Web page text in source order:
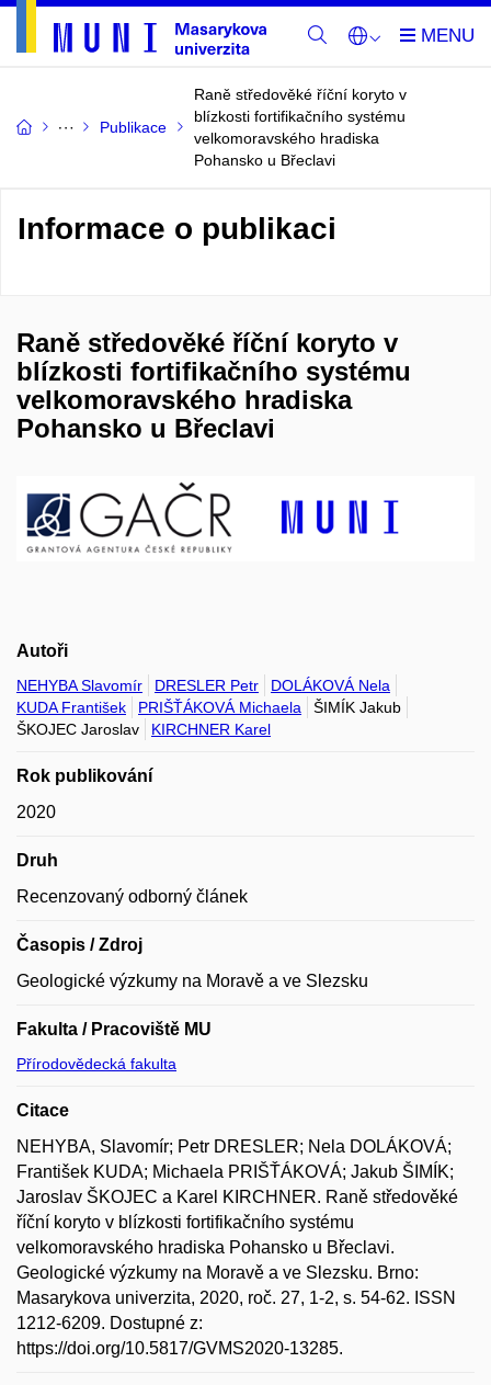
Publikace
Raně středověké říční koryto v
blízkosti fortifikačního systému
velkomoravského hradiska
Pohansko u Břeclavi
Informace o publikaci
Raně středověké říční koryto v
blízkosti fortifikačního systému
velkomoravského hradiska
Pohansko u Břeclavi
Autoři
NEHYBA Slavomír DRESLER Petr
DOLÁKOVÁ Nela
KUDA František
PRIŠŤÁKOVÁ Michaela
ŠIMÍK Jakub
ŠKOJEC Jaroslav
KIRCHNER Karel
Rok publikování
2020
Druh
Recenzovaný odborný článek
Časopis / Zdroj
Geologické výzkumy na Moravě a ve Slezsku
Fakulta / Pracoviště MU
Přírodovědecká fakulta
Citace
NEHYBA, Slavomír; Petr DRESLER; Nela DOLÁKOVÁ;
František KUDA; Michaela PRIŠŤÁKOVÁ; Jakub ŠIMÍK;
Jaroslav ŠKOJEC a Karel KIRCHNER. Raně středověké
říční koryto v blízkosti fortifikačního systému
velkomoravského hradiska Pohansko u Břeclavi.
Geologické výzkumy na Moravě a ve Slezsku. Brno:
Masarykova univerzita, 2020, roč. 27, 1-2, s. 54-62. ISSN
1212-6209. Dostupné z:
https://doi.org/10.5817/GVMS2020-13285.